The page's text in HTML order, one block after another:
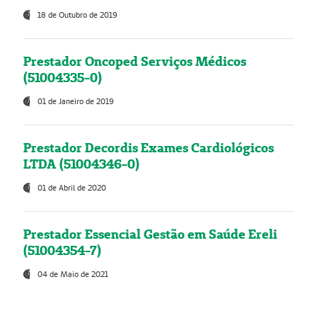
18 de Outubro de 2019
Prestador Oncoped Serviços Médicos
(51004335-0)
01 de Janeiro de 2019
Prestador Decordis Exames Cardiológicos
LTDA (51004346-0)
01 de Abril de 2020
Prestador Essencial Gestão em Saúde Ereli
(51004354-7)
04 de Maio de 2021